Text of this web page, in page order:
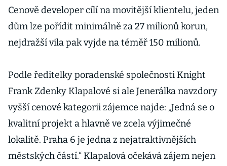
Cenově developer cílí na movitější klientelu, jeden
dům lze pořídit minimálně za 27 milionů korun,
nejdražší vila pak vyjde na téměř 150 milionů.
Podle ředitelky poradenské společnosti Knight
Frank Zdenky Klapalové si ale Jenerálka navzdory
vyšší cenové kategorii zájemce najde: „Jedná se o
kvalitní projekt a hlavně ve zcela výjimečné
lokalitě. Praha 6 je jedna z nejatraktivnějších
městských částí.“ Klapalová očekává zájem nejen